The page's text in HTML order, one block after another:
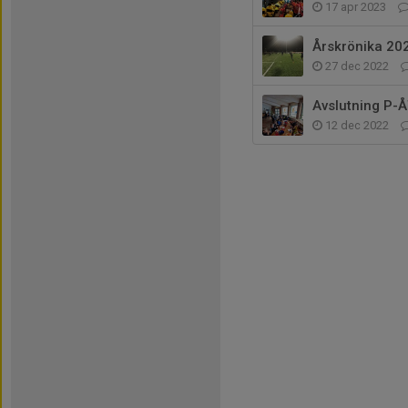
17 apr 2023
Årskrönika
27 dec 2022
Avslutning P-
12 dec 2022